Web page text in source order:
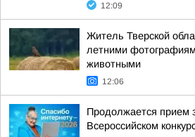
12:09
Житель Тверской
летними
животными
12:06
Продолжается прием
Всероссийском